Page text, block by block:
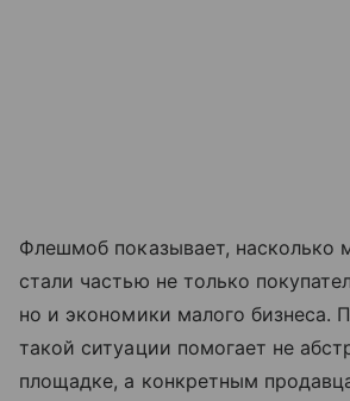
Флешмоб показывает, насколько
стали частью не только
но и экономики малого бизнеса.
такой ситуации помогает не
площадке, а конкретным